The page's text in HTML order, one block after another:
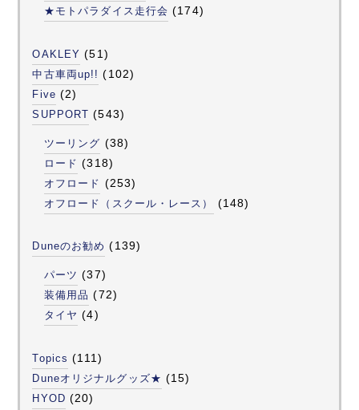
★モトパラダイス走行会 (174)
OAKLEY (51)
中古車両up!! (102)
Five (2)
SUPPORT (543)
ツーリング (38)
ロード (318)
オフロード (253)
オフロード（スクール・レース） (148)
Duneのお勧め (139)
パーツ (37)
装備用品 (72)
タイヤ (4)
Topics (111)
Duneオリジナルグッズ★ (15)
HYOD (20)